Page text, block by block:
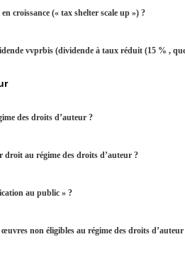
croissance (« tax shelter scale up ») ?
vvprbis (dividende à taux réduit (15 % ,
des droits d’auteur ?
au régime des droits d’auteur ?
au public » ?
non éligibles au régime des droits d’auteur